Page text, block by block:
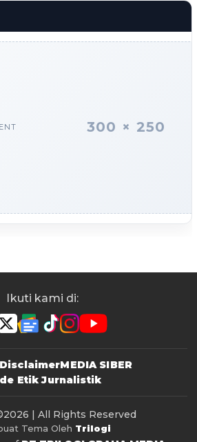
300 × 250
Ikuti kami di:
DisclaimerMEDIA SIBER
Etik Jurnalistik
| All Rights Reserved
Tema Oleh Trilogi